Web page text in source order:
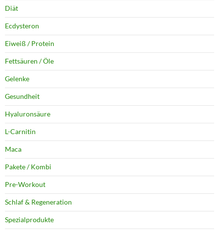
Diät
Ecdysteron
Eiweiß / Protein
Fettsäuren / Öle
Gelenke
Gesundheit
Hyaluronsäure
L-Carnitin
Maca
Pakete / Kombi
Pre-Workout
Schlaf & Regeneration
Spezialprodukte